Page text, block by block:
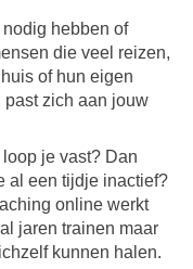
hebben of
die veel reizen,
of hun eigen
zich aan jouw
je vast? Dan
al een tijdje inactief?
online werkt
jaren trainen maar
kunnen halen.